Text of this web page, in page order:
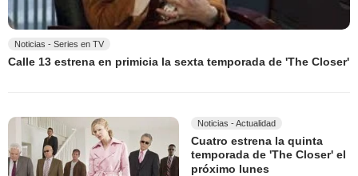
Noticias - Series en TV
Calle 13 estrena en primicia la sexta temporada de 'The Closer'
Noticias - Actualidad
Cuatro estrena la quinta
temporada de 'The Closer' el
próximo lunes